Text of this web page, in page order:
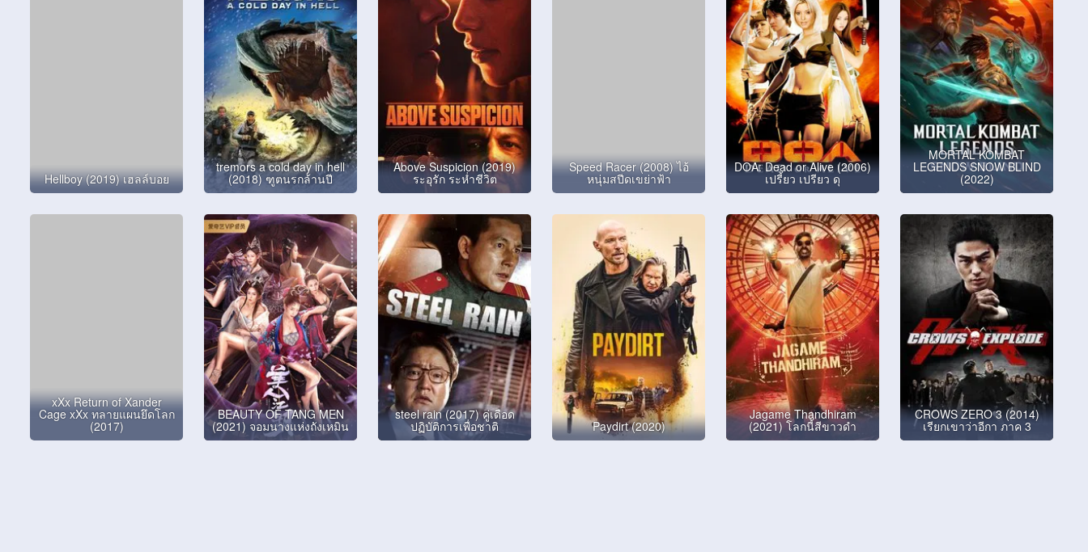
Hellboy (2019) เฮลล์บอย
tremors a cold day in hell
(2018) ฑูตนรกล้านปี
Above Suspicion (2019)
ระอุรัก ระห่ำชีวิต
Speed Racer (2008) ไอ้
หนุ่มสปีดเขย่าฟ้า
DOA: Dead or Alive (2006)
เปรี้ยว เปรียว ดุ
MORTAL KOMBAT
LEGENDS SNOW BLIND
(2022)
xXx Return of Xander
Cage xXx ทลายแผนยึดโลก
(2017)
BEAUTY OF TANG MEN
(2021) จอมนางแห่งถังเหมิน
steel rain (2017) คู่เดือด
ปฏิบัติการเพื่อชาติ Paydirt (2020)
Jagame Thandhiram
(2021) โลกนี้สีขาวดำ
CROWS ZERO 3 (2014)
เรียกเขาว่าอีกา ภาค 3